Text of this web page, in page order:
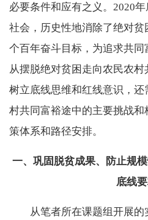
必要条件和应有之义。2020
社会，历史性地消除了绝对
个百年奋斗目标，为追求共同
从摆脱绝对贫困走向农民农
树立底线思维和红线意识，
村共同富裕途中的主要挑战
策体系和路径安排。
一、巩固脱贫成果、防止规
底线
从笔者所在课题组开展